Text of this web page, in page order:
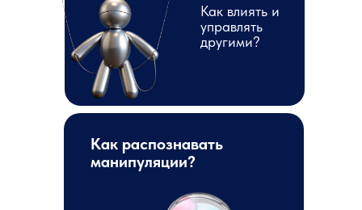
Как влиять и
управлять
другими?
Как распознавать
манипуляции?